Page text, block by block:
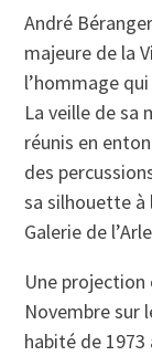
André
majeure de la
l’hommage
La veille de sa
réunis en
des
sa silhouette à
Galerie de
Une projection
Novembre sur
habité de 1973